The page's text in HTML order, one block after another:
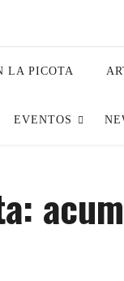
LA PICOTA
EVENTOS